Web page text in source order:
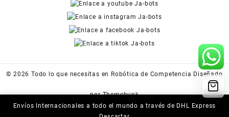
Envíos Internacionales a todo el mundo a través de DHL Express
© 2026 Todo lo que necesitas en Robótica de Competencia Diseñado
por Themehunk